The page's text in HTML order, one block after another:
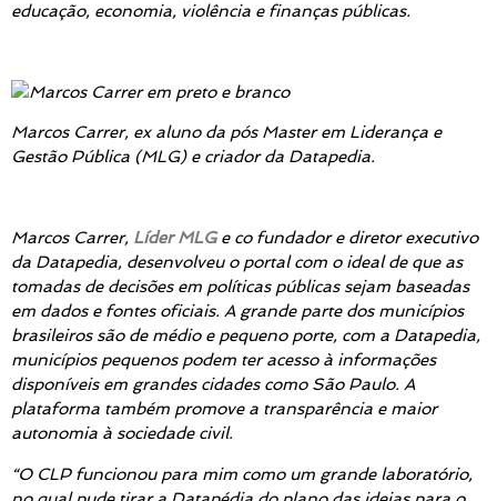
educação, economia, violência e finanças públicas.
Marcos Carrer, ex aluno da pós Master em Liderança e
Gestão Pública (MLG) e criador da Datapedia.
Marcos Carrer, Líder MLGe co fundador e diretor executivo
da Datapedia, desenvolveu o portal com o ideal de que as
tomadas de decisões em políticas públicas sejam baseadas
em dados e fontes oficiais. A grande parte dos municípios
brasileiros são de médio e pequeno porte, com a Datapedia,
municípios pequenos podem ter acesso à informações
disponíveis em grandes cidades como São Paulo. A
plataforma também promove a transparência e maior
autonomia à sociedade civil.
“O CLP funcionou para mim como um grande laboratório,